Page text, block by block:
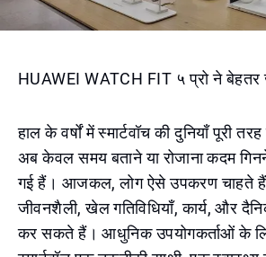
HUAWEI WATCH FIT ५ प्रो ने बेहतर
हाल के वर्षों में स्मार्टवॉच की दुनियाँ पूरी
अब केवल समय बताने या रोजाना कदम
गई हैं। आजकल, लोग ऐसे उपकरण चाहते
जीवनशैली, खेल गतिविधियाँ, कार्य, और
कर सकते हैं। आधुनिक उपयोगकर्ताओं के